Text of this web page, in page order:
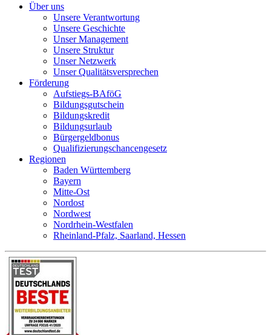
Über uns
Unsere Verantwortung
Unsere Geschichte
Unser Management
Unsere Struktur
Unser Netzwerk
Unser Qualitätsversprechen
Förderung
Aufstiegs-BAföG
Bildungsgutschein
Bildungskredit
Bildungsurlaub
Bürgergeldbonus
Qualifizierungschancengesetz
Regionen
Baden Württemberg
Bayern
Mitte-Ost
Nordost
Nordwest
Nordrhein-Westfalen
Rheinland-Pfalz, Saarland, Hessen